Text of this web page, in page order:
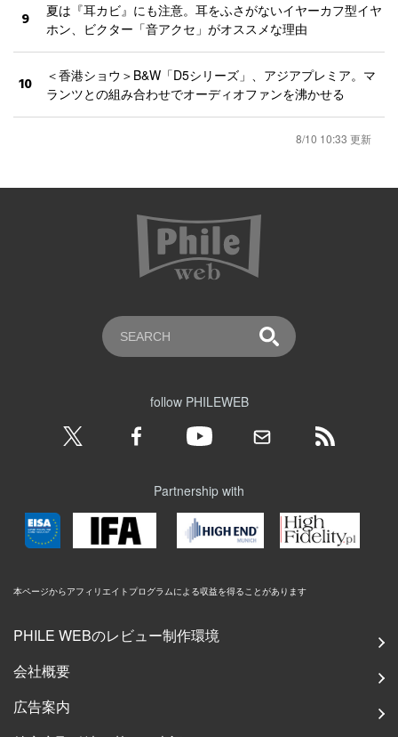
9
夏は『耳カビ』にも注意。耳をふさがないイヤーカフ型イヤ
ホン、ビクター「音アクセ」がオススメな理由
10
＜香港ショウ＞B&W「D5シリーズ」、アジアプレミア。マ
ランツとの組み合わせでオーディオファンを沸かせる
8/10 10:33 更新
follow PHILEWEB
Partnership with
本ページからアフィリエイトプログラムによる収益を得ることがあります
PHILE WEBのレビュー制作環境
会社概要
広告案内